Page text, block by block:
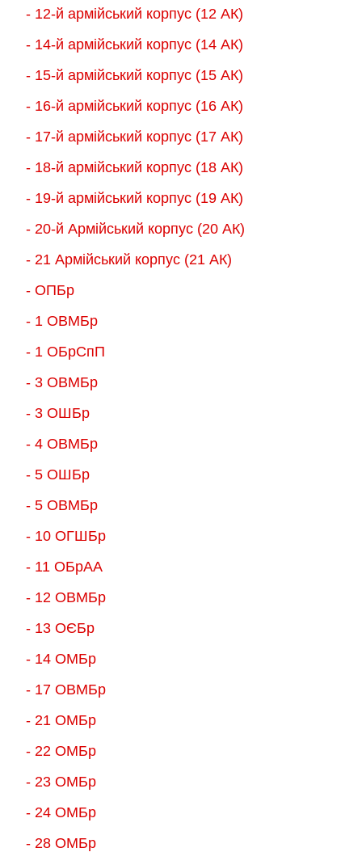
- 12-й армійський корпус (12 АК)
- 14-й армійський корпус (14 АК)
- 15-й армійський корпус (15 АК)
- 16-й армійський корпус (16 АК)
- 17-й армійський корпус (17 АК)
- 18-й армійський корпус (18 AК)
- 19-й армійський корпус (19 АК)
- 20-й Армійський корпус (20 АК)
- 21 Армійський корпус (21 АК)
- ОПБр
- 1 ОВМБр
- 1 ОБрСпП
- 3 ОВМБр
- 3 ОШБр
- 4 ОВМБр
- 5 ОШБр
- 5 ОВМБр
- 10 ОГШБр
- 11 ОБрАА
- 12 ОВМБр
- 13 ОЄБр
- 14 ОМБр
- 17 ОВМБр
- 21 ОМБр
- 22 ОМБр
- 23 ОМБр
- 24 ОМБр
- 28 ОМБр